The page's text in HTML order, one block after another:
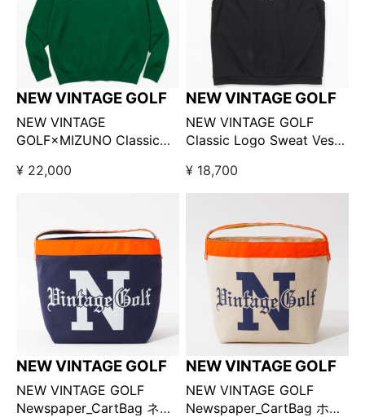
NEW VINTAGE GOLF
NEW VINTAGE
GOLF×MIZUNO Classic
ーヴィンテージゴルフ×ミ
¥ 22,000
NEW VINTAGE GOLF
NEW VINTAGE GOLF
Classic Logo Sweat Vest
ジゴルフクラシックロゴス
ウェットベスト
¥ 18,700
NEW VINTAGE GOLF
NEW VINTAGE GOLF
Newspaper_CartBag ネイ
NEW VINTAGE GOLF
NEW VINTAGE GOLF
Newspaper_CartBag ホワ